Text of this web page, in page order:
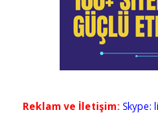
Reklam ve İletişim: Skype: